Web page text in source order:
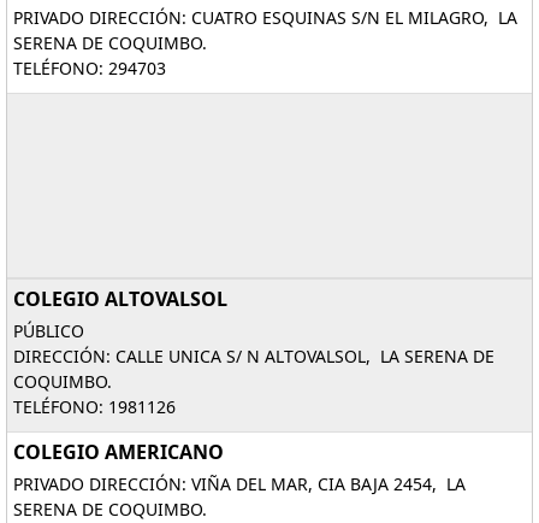
PRIVADO DIRECCIÓN: CUATRO ESQUINAS S/N EL MILAGRO, LA
SERENA DE COQUIMBO.
TELÉFONO: 294703
COLEGIO ALTOVALSOL
PÚBLICO
DIRECCIÓN: CALLE UNICA S/ N ALTOVALSOL, LA SERENA DE
COQUIMBO.
TELÉFONO: 1981126
COLEGIO AMERICANO
PRIVADO DIRECCIÓN: VIÑA DEL MAR, CIA BAJA 2454, LA
SERENA DE COQUIMBO.